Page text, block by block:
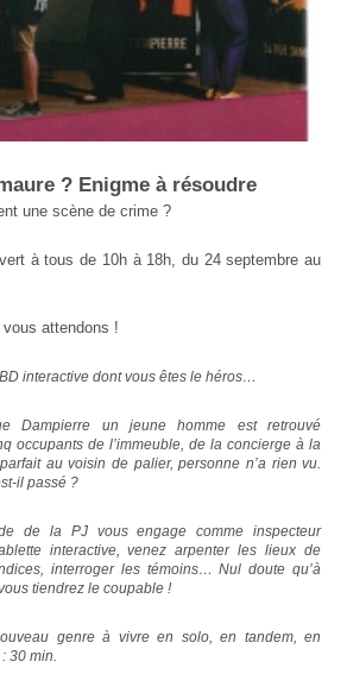
? Enigme à résoudre
une scène de crime ?
à tous de 10h à 18h, du 24 septembre au
attendons !
interactive dont vous êtes le héros…
Dampierre un jeune homme est retrouvé
occupants de l’immeuble, de la concierge à la
au voisin de palier, personne n’a rien vu.
il passé ?
de la PJ vous engage comme inspecteur
interactive, venez arpenter les lieux de
interroger les témoins… Nul doute qu’à
tiendrez le coupable !
genre à vivre en solo, en tandem, en
30 min.